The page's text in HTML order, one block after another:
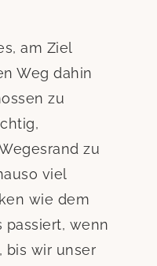
am Ziel
Weg dahin
zu
zu
viel
wie dem
passiert, wenn
bis wir unser